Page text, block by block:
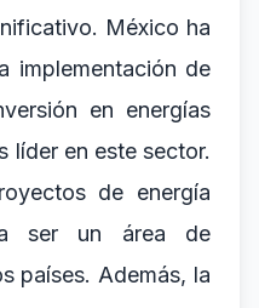
México ha
implementación de
en energías
líder en este sector.
de energía
ser un área de
países. Además, la